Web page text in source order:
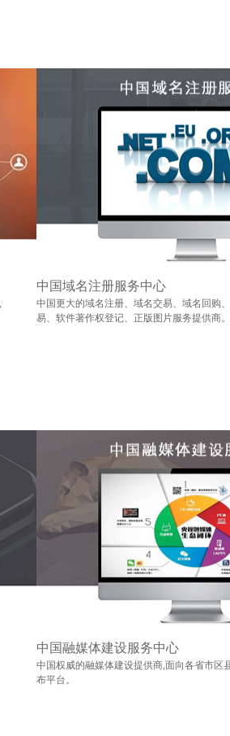
中国域名注册服务中心
中国更大的域名注册、域名交易、域名回购
易、软件著作权登记、正版图片服务提供商。
中国融媒体建设服务中心
中国权威的融媒体建设提供商,面向各省市区
布平台。